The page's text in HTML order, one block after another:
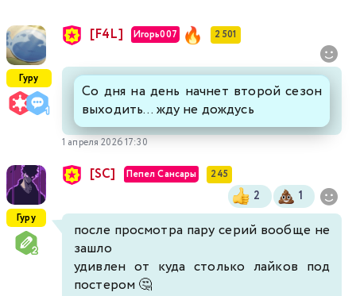
Гуру
[F4L] Игорь007 2 501
Со дня на день начнет второй сезон
выходить... жду не дождусь
1 апреля 2026 17:30
Гуру
[SC] Пепел Сансары 245
2 1
после просмотра пару серий вообще не
зашло
удивлен от куда столько лайков под
постером 🤔